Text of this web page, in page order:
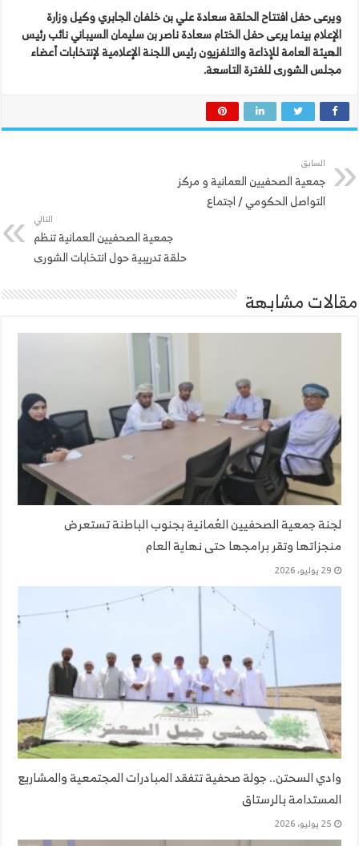
ويرعىحفلافتتاحالحلقةسعادةعليبنخلفانالجابريوكيلوزارة
الإعلامبينمايرعىحفلالختامسعادةناصربنسليمانالسيبانينائبرئيس
الهيئةالعامةللإذاعةوالتلفزيونرئيساللجنةالإعلاميةلإنتخاباتأعضاء
مجلسالشورىللفترةالتاسعة.
السابق
جمعية الصحفيين العمانية و مركز
التواصل الحكومي / اجتماع
التالي
جمعية الصحفيين العمانية تنظم
حلقة تدريبية حول انتخابات الشورى
مقالات مشابهة
لجنة جمعية الصحفيين العُمانية بجنوب الباطنة تستعرض
منجزاتها وتقر برامجها حتى نهاية العام
29 يوليو، 2026
وادي السحتن.. جولة صحفية تتفقد المبادرات المجتمعية والمشاريع
المستدامة بالرستاق
25 يوليو، 2026